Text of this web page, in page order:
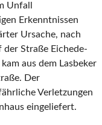
Unfall
Erkenntnissen
Ursache, nach
Straße Eichede-
aus dem Lasbeker
Der
Verletzungen
eingeliefert.